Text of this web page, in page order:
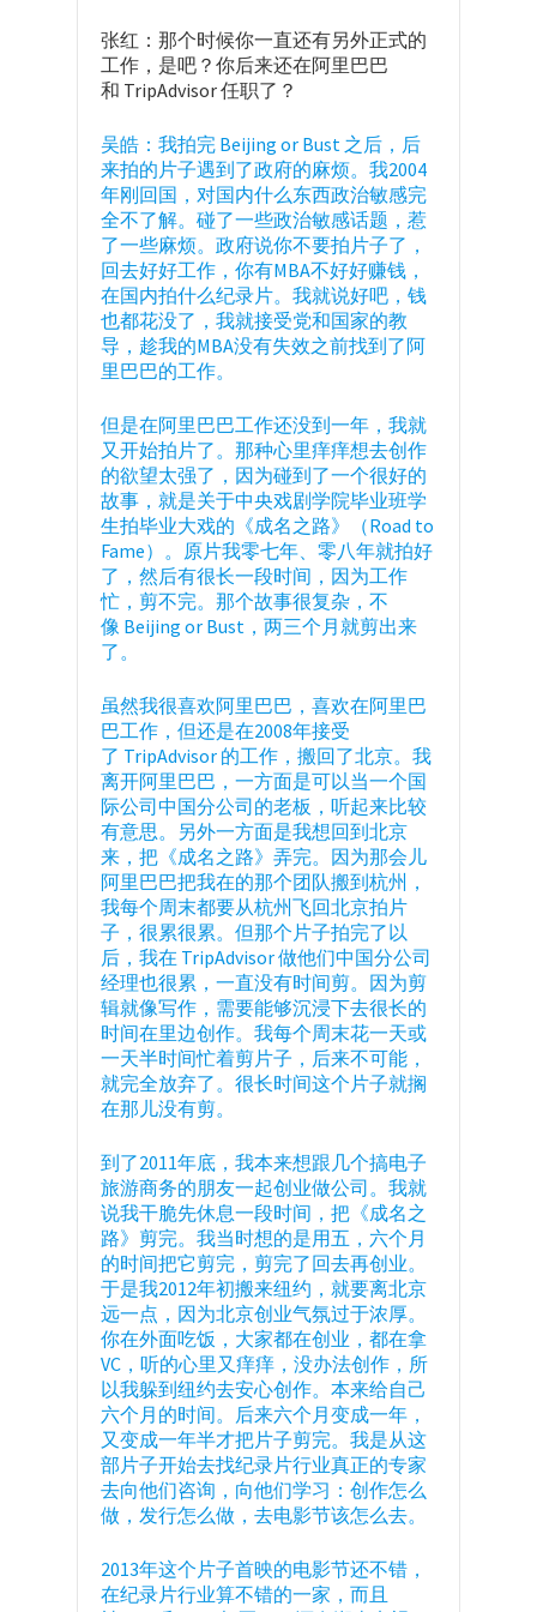
张红：那个时候你一直还有另外正式的
工作，是吧？你后来还在阿里巴巴
和 TripAdvisor 任职了？
吴皓：我拍完 Beijing or Bust 之后，后
来拍的片子遇到了政府的麻烦。我2004
年刚回国，对国内什么东西政治敏感完
全不了解。碰了一些政治敏感话题，惹
了一些麻烦。政府说你不要拍片子了，
回去好好工作，你有MBA不好好赚钱，
在国内拍什么纪录片。我就说好吧，钱
也都花没了，我就接受党和国家的教
导，趁我的MBA没有失效之前找到了阿
里巴巴的工作。
但是在阿里巴巴工作还没到一年，我就
又开始拍片了。那种心里痒痒想去创作
的欲望太强了，因为碰到了一个很好的
故事，就是关于中央戏剧学院毕业班学
生拍毕业大戏的《成名之路》（Road to
Fame）。原片我零七年、零八年就拍好
了，然后有很长一段时间，因为工作
忙，剪不完。那个故事很复杂，不
像 Beijing or Bust，两三个月就剪出来
了。
虽然我很喜欢阿里巴巴，喜欢在阿里巴
巴工作，但还是在2008年接受
了 TripAdvisor 的工作，搬回了北京。我
离开阿里巴巴，一方面是可以当一个国
际公司中国分公司的老板，听起来比较
有意思。另外一方面是我想回到北京
来，把《成名之路》弄完。因为那会儿
阿里巴巴把我在的那个团队搬到杭州，
我每个周末都要从杭州飞回北京拍片
子，很累很累。但那个片子拍完了以
后，我在 TripAdvisor 做他们中国分公司
经理也很累，一直没有时间剪。因为剪
辑就像写作，需要能够沉浸下去很长的
时间在里边创作。我每个周末花一天或
一天半时间忙着剪片子，后来不可能，
就完全放弃了。很长时间这个片子就搁
在那儿没有剪。
到了2011年底，我本来想跟几个搞电子
旅游商务的朋友一起创业做公司。我就
说我干脆先休息一段时间，把《成名之
路》剪完。我当时想的是用五，六个月
的时间把它剪完，剪完了回去再创业。
于是我2012年初搬来纽约，就要离北京
远一点，因为北京创业气氛过于浓厚。
你在外面吃饭，大家都在创业，都在拿
VC，听的心里又痒痒，没办法创作，所
以我躲到纽约去安心创作。本来给自己
六个月的时间。后来六个月变成一年，
又变成一年半才把片子剪完。我是从这
部片子开始去找纪录片行业真正的专家
去向他们咨询，向他们学习：创作怎么
做，发行怎么做，去电影节该怎么去。
2013年这个片子首映的电影节还不错，
在纪录片行业算不错的一家，而且